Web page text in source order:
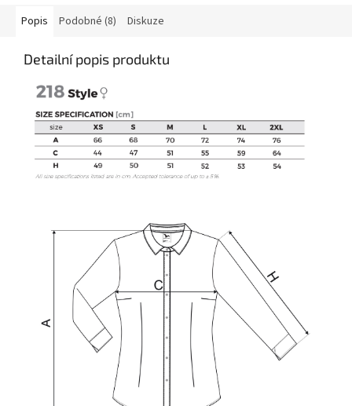
Popis Podobné (8) Diskuze
Detailní popis produktu